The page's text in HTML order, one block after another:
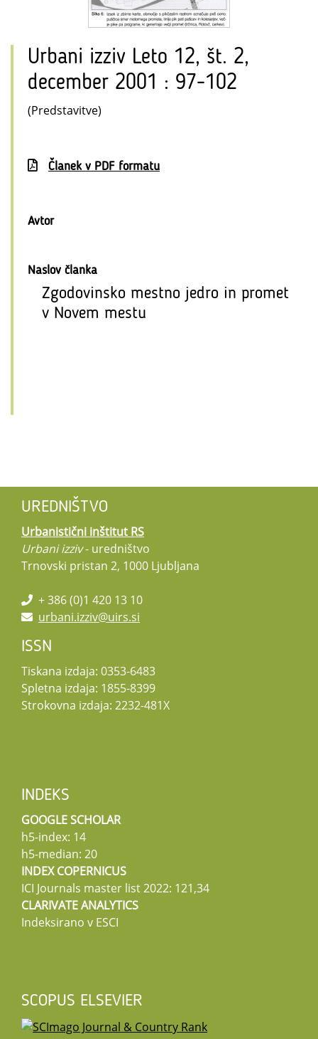
Urbani izziv Leto 12, št. 2,
december 2001 : 97-102
(Predstavitve)
Članek v PDF formatu
Avtor
Naslov članka
Zgodovinsko mestno jedro in promet
v Novem mestu
UREDNIŠTVO
Urbanistični inštitut RS
Urbani izziv- uredništvo
Trnovski pristan 2, 1000 Ljubljana
+ 386 (0)1 420 13 10
urbani.izziv@uirs.si
ISSN
Tiskana izdaja: 0353-6483
Spletna izdaja: 1855-8399
Strokovna izdaja: 2232-481X
INDEKS
GOOGLE SCHOLAR
h5-index: 14
h5-median: 20
INDEX COPERNICUS
ICI Journals master list 2022: 121,34
CLARIVATE ANALYTICS
Indeksirano v ESCI
SCOPUS ELSEVIER